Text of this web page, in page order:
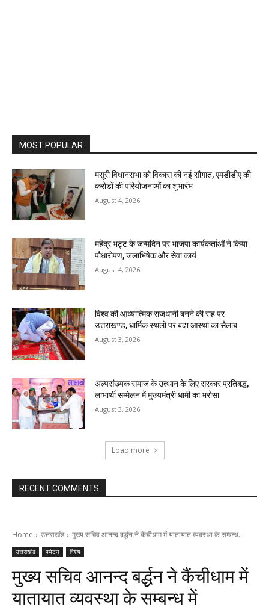
MOST POPULAR
मसूरी विधानसभा को विकास की नई सौगात, एमडीडीए की
करोड़ों की परियोजनाओं का शुभारंभ
August 4, 2026
महेंद्र भट्ट के जन्मदिन पर भाजपा कार्यकर्ताओं ने किया
पौधारोपण, जलाभिषेक और सेवा कार्य
August 4, 2026
विश्व की आध्यात्मिक राजधानी बनने की राह पर
उत्तराखण्ड, धार्मिक स्थलों पर बढ़ा आस्था का सैलाब
August 3, 2026
अल्पसंख्यक समाज के उत्थान के लिए सरकार प्रतिबद्ध,
लाभार्थी सम्मेलन में मुख्यमंत्री धामी का भरोसा
August 3, 2026
Load more
RECENT COMMENTS